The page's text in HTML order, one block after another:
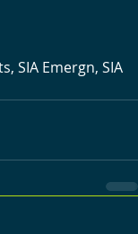
SIA Emergn, SIA